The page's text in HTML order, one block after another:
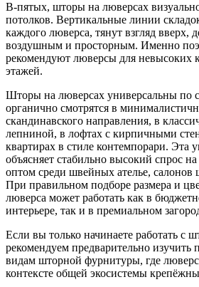
В-пятых, шторы на люверсах
потолков. Вертикальные линии
каждого люверса, тянут взгляд вверх,
воздушным и просторным. Именно
рекомендуют люверсы для невысоких
этажей.
Шторы на люверсах универсальны по
органично смотрятся в
скандинавского направления, в
лепниной, в лофтах с кирпичными
квартирах в стиле контемпорари. Эта
объясняет стабильно высокий спрос
оптом среди швейных ателье, салонов
При правильном подборе размера и
люверса может работать как в
интерьере, так и в премиальном
Если вы только начинаете работать с
рекомендуем предварительно изучить
видам шторной фурнитуры, где
контексте общей экосистемы